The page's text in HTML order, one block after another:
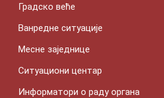
Градско веће
Ванредне ситуације
Месне заједнице
Ситуациони центар
Информатори о раду органа